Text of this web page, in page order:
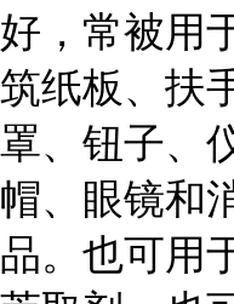
好，常被用
筑纸板、扶
罩、钮子、
帽、眼镜和
品。也可用